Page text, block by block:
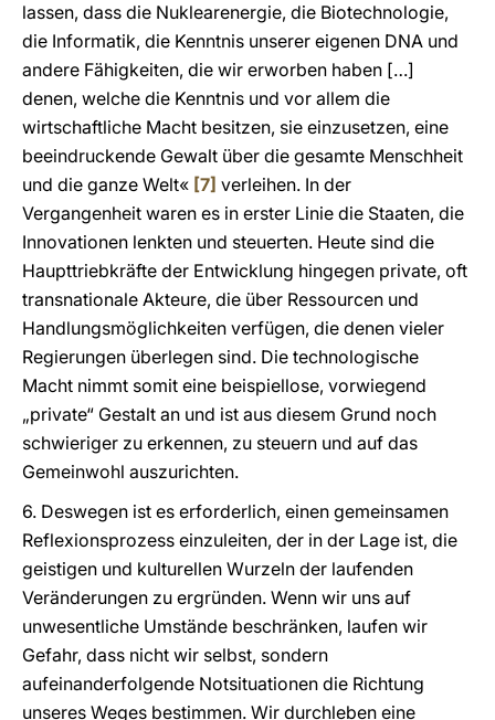
lassen, dass die Nuklearenergie, die Biotechnologie,
die Informatik, die Kenntnis unserer eigenen DNA und
andere Fähigkeiten, die wir erworben haben […]
denen, welche die Kenntnis und vor allem die
wirtschaftliche Macht besitzen, sie einzusetzen, eine
beeindruckende Gewalt über die gesamte Menschheit
und die ganze Welt« [7] verleihen. In der
Vergangenheit waren es in erster Linie die Staaten, die
Innovationen lenkten und steuerten. Heute sind die
Haupttriebkräfte der Entwicklung hingegen private, oft
transnationale Akteure, die über Ressourcen und
Handlungsmöglichkeiten verfügen, die denen vieler
Regierungen überlegen sind. Die technologische
Macht nimmt somit eine beispiellose, vorwiegend
„private“ Gestalt an und ist aus diesem Grund noch
schwieriger zu erkennen, zu steuern und auf das
Gemeinwohl auszurichten.
6. Deswegen ist es erforderlich, einen gemeinsamen
Reflexionsprozess einzuleiten, der in der Lage ist, die
geistigen und kulturellen Wurzeln der laufenden
Veränderungen zu ergründen. Wenn wir uns auf
unwesentliche Umstände beschränken, laufen wir
Gefahr, dass nicht wir selbst, sondern
aufeinanderfolgende Notsituationen die Richtung
unseres Weges bestimmen. Wir durchleben eine